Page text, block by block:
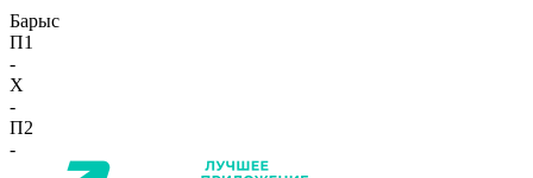
Барыс
П1
-
X
-
П2
-